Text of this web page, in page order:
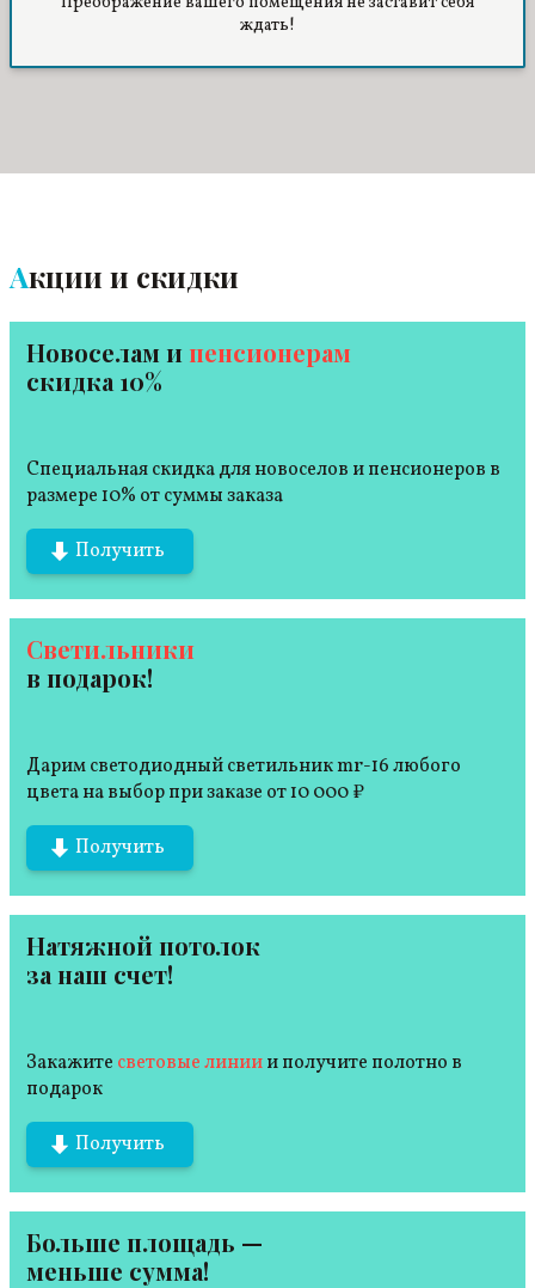
ждать!
Акции и скидки
Новоселам и пенсионерам
скидка 10%
Специальная скидка для новоселов и пенсионеров в
размере 10% от суммы заказа
Получить
Светильники
в подарок!
Дарим светодиодный светильник mr-16 любого
цвета на выбор при заказе от 10 000 ₽
Получить
Натяжной потолок
за наш счет!
Закажите световые линиии получите полотно в
подарок
Получить
Больше площадь —
меньше сумма!